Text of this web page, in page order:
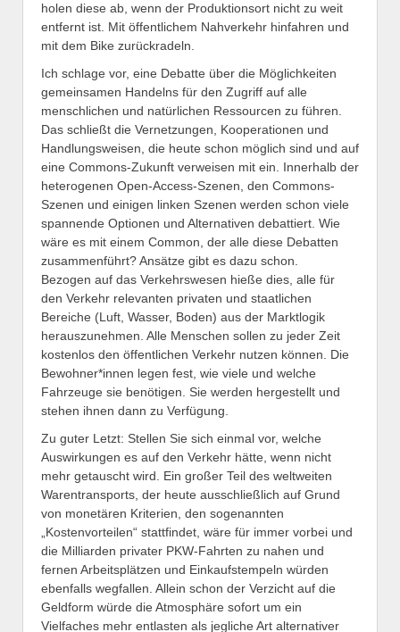
holen diese ab, wenn der Produktionsort nicht zu weit
entfernt ist. Mit öffentlichem Nahverkehr hinfahren und
mit dem Bike zurückradeln.
Ich schlage vor, eine Debatte über die Möglichkeiten
gemeinsamen Handelns für den Zugriff auf alle
menschlichen und natürlichen Ressourcen zu führen.
Das schließt die Vernetzungen, Kooperationen und
Handlungsweisen, die heute schon möglich sind und auf
eine Commons-Zukunft verweisen mit ein. Innerhalb der
heterogenen Open-Access-Szenen, den Commons-
Szenen und einigen linken Szenen werden schon viele
spannende Optionen und Alternativen debattiert. Wie
wäre es mit einem Common, der alle diese Debatten
zusammenführt? Ansätze gibt es dazu schon.
Bezogen auf das Verkehrswesen hieße dies, alle für
den Verkehr relevanten privaten und staatlichen
Bereiche (Luft, Wasser, Boden) aus der Marktlogik
herauszunehmen. Alle Menschen sollen zu jeder Zeit
kostenlos den öffentlichen Verkehr nutzen können. Die
Bewohner*innen legen fest, wie viele und welche
Fahrzeuge sie benötigen. Sie werden hergestellt und
stehen ihnen dann zu Verfügung.
Zu guter Letzt: Stellen Sie sich einmal vor, welche
Auswirkungen es auf den Verkehr hätte, wenn nicht
mehr getauscht wird. Ein großer Teil des weltweiten
Warentransports, der heute ausschließlich auf Grund
von monetären Kriterien, den sogenannten
„Kostenvorteilen“ stattfindet, wäre für immer vorbei und
die Milliarden privater PKW-Fahrten zu nahen und
fernen Arbeitsplätzen und Einkaufstempeln würden
ebenfalls wegfallen. Allein schon der Verzicht auf die
Geldform würde die Atmosphäre sofort um ein
Vielfaches mehr entlasten als jegliche Art alternativer